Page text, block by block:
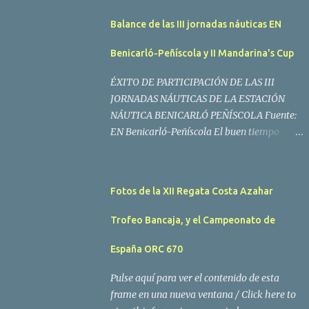
Balance de las III jornadas náuticas EN
Benicarló-Peñíscola y II Mandarina's Cup
ÉXITO DE PARTICIPACIÓN DE LAS III
JORNADAS NÁUTICAS DE LA ESTACIÓN
NÁUTICA BENICARLÓ PEÑÍSCOLA Fuente:
EN Benicarló-Peñíscola El buen tiempo
de la II Regata Mandarina's Cup que tuvo
lugar este fin de semana en aguas de
jornadas de navegación, la embarcación
Villes fue la merecida vencedora de la
prueba, en la que tomaron parte un total de
Fotos de la XII Regata Costa Azahar
Trofeo Bancaja, y el Campeonato de
España ORC 670
Pulse aquí para ver el contenido de esta
frame en una nueva ventana / Click here to